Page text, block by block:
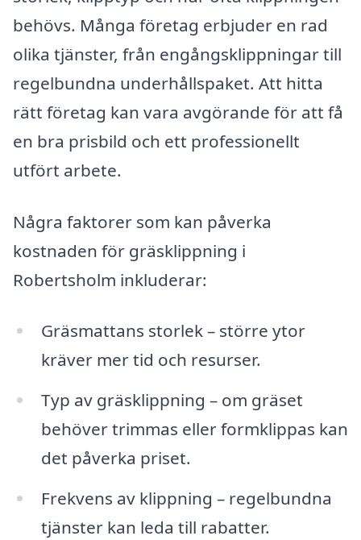
behövs. Många företag erbjuder en rad
olika tjänster, från engångsklippningar till
regelbundna underhållspaket. Att hitta
rätt företag kan vara avgörande för att få
en bra prisbild och ett professionellt
utfört arbete.
Några faktorer som kan påverka
kostnaden för gräsklippning i
Robertsholm inkluderar:
Gräsmattans storlek – större ytor
kräver mer tid och resurser.
Typ av gräsklippning – om gräset
behöver trimmas eller formklippas kan
det påverka priset.
Frekvens av klippning – regelbundna
tjänster kan leda till rabatter.